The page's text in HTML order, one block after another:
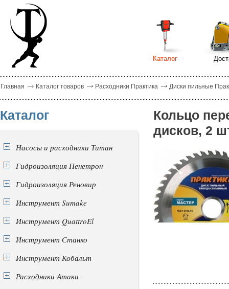
Каталог
Главная Каталог товаров Расходники Практика Диски пильные
Каталог
Насосы и расходники Титан
Гидроизоляция Пенетрон
Гидроизоляция Реновир
Инструмент Sumake
Инструмент QuattroEl
Инструмент Станко
Инструмент Кобальт
Расходники Атака
Кольцо
дисков, 2